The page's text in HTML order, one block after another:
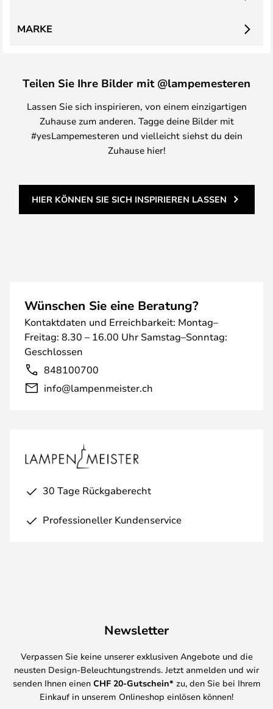
MARKE
Teilen Sie Ihre Bilder mit @lampemesteren
Lassen Sie sich inspirieren, von einem einzigartigen
Zuhause zum anderen. Tagge deine Bilder mit
#yesLampemesteren und vielleicht siehst du dein
Zuhause hier!
HIER KÖNNEN SIE SICH INSPIRIEREN LASSEN
Wünschen Sie eine Beratung?
Kontaktdaten und Erreichbarkeit: Montag–
Freitag: 8.30 – 16.00 Uhr Samstag–Sonntag:
Geschlossen
848100700
info@lampenmeister.ch
30 Tage Rückgaberecht
Professioneller Kundenservice
Newsletter
Verpassen Sie keine unserer exklusiven Angebote und die
neusten Design-Beleuchtungstrends. Jetzt anmelden und wir
senden Ihnen einen CHF 20-Gutschein* zu, den Sie bei Ihrem
Einkauf in unserem Onlineshop einlösen können!